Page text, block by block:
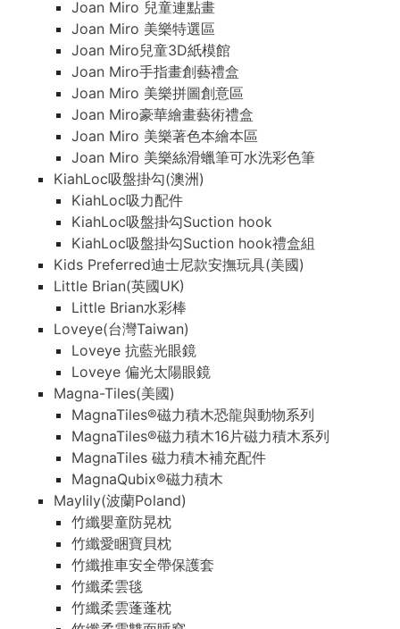
Joan Miro 兒童連點畫
Joan Miro 美樂特選區
Joan Miro兒童3D紙模館
Joan Miro手指畫創藝禮盒
Joan Miro 美樂拼圖創意區
Joan Miro豪華繪畫藝術禮盒
Joan Miro 美樂著色本繪本區
Joan Miro 美樂絲滑蠟筆可水洗彩色筆
KiahLoc吸盤掛勾(澳洲)
KiahLoc吸力配件
KiahLoc吸盤掛勾Suction hook
KiahLoc吸盤掛勾Suction hook禮盒組
Kids Preferred迪士尼款安撫玩具(美國)
Little Brian(英國UK)
Little Brian水彩棒
Loveye(台灣Taiwan)
Loveye 抗藍光眼鏡
Loveye 偏光太陽眼鏡
Magna-Tiles(美國)
MagnaTiles®磁力積木恐龍與動物系列
MagnaTiles®磁力積木16片磁力積木系列
MagnaTiles 磁力積木補充配件
MagnaQubix®磁力積木
Maylily(波蘭Poland)
竹纖嬰童防晃枕
竹纖愛睏寶貝枕
竹纖推車安全帶保護套
竹纖柔雲毯
竹纖柔雲蓬蓬枕